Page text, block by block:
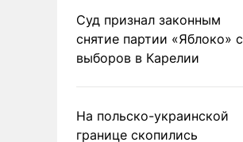
Суд признал законным
снятие партии «Яблоко» с
выборов в Карелии
На польско-украинской
границе скопились